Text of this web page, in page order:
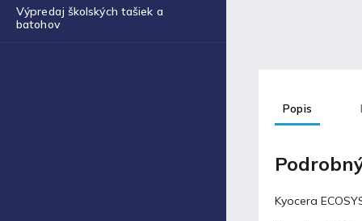
Výpredaj školských tašiek a
batohov
€0,43
Popis
Kyocera